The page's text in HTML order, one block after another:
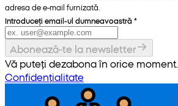
adresa de e-mail furnizată.
Introduceți email-ul dumneavoastră *
Abonează-te la newsletter
Vă puteți dezabona în orice moment.
Confidențialitate